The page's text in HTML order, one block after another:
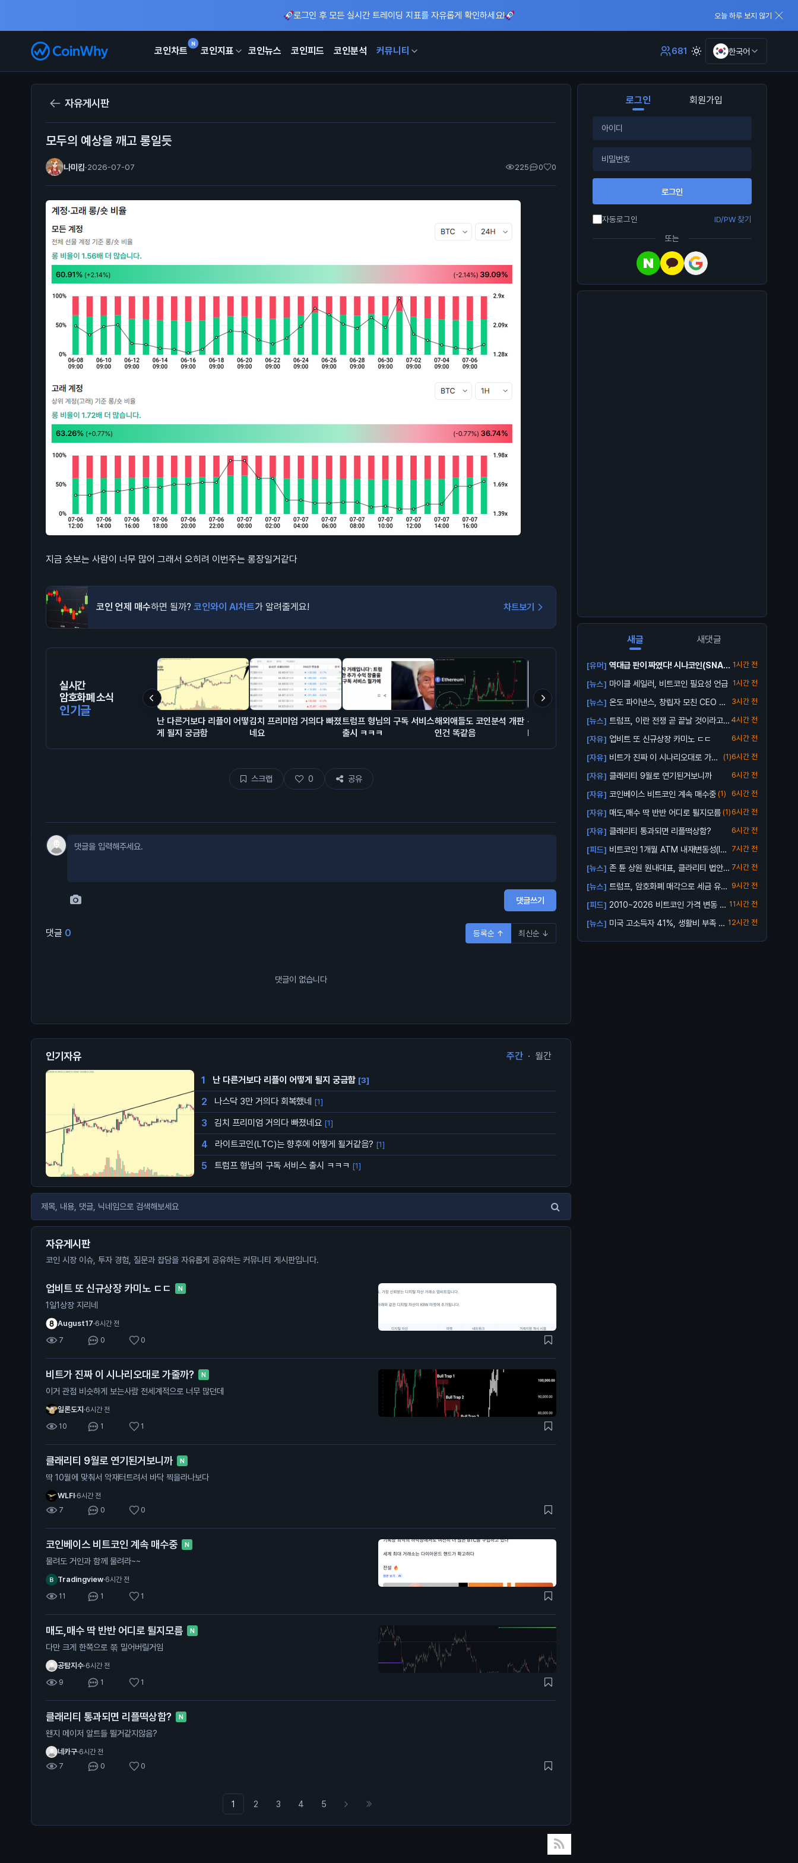
로그인 후 모든 실시간 트레이딩 지표를 자유롭게 확인하세요! 오늘 하루 보지 않기
N
코인차트 코인지표 코인뉴스 코인피드 코인분석 커뮤니티 681 한국어
자유게시판
모두의 예상을 깨고 롱일듯
나미킴·2026-07-07 225 0 0
지금 숏보는 사람이 너무 많어 그래서 오히려 이번주는 롱장일거같다
코인 언제 매수하면 될까? 코인와이 AI차트가 알려줄게요! 차트보기
실시간
암호화폐 소식
인기글
난 다른거보다 리플이 어떻
게 될지 궁금함
김치 프리미엄 거의다 빠졌
네요
트럼프 형님의 구독 서비스
출시 ㅋㅋㅋ
해외애들도 코인분석 개판
인건 똑같음
- 셀프 커스터디로 잃은
BTC 157.1만 개
🚨 누군가 전부 날릴 판?
크립토 판 들어온 지 8
이게 시장에서 줍줍해서
은 돈이고 에어드랍이
80% 차지함.
스크랩 0 공유
댓글쓰기
댓글 0 등록순 ↑ 최신순 ↓
댓글이 없습니다
인기자유 주간 · 월간
1 난 다른거보다 리플이 어떻게 될지 궁금함 [3]
2 나스닥 3만 거의다 회복했네 [1]
3 김치 프리미엄 거의다 빠졌네요 [1]
4 라이트코인(LTC)는 향후에 어떻게 될거같음? [1]
5 트럼프 형님의 구독 서비스 출시 ㅋㅋㅋ [1]
자유게시판
코인 시장 이슈, 투자 경험, 질문과 잡담을 자유롭게 공유하는 커뮤니티 게시판입니다.
업비트 또 신규상장 카미노 ㄷㄷ N
1일1상장 지리네
August17·6시간 전
7 0 0
비트가 진짜 이 시나리오대로 가줄까? N
이거 관점 비슷하게 보는사람 전세계적으로 너무 많던데
일론도지 ·6시간 전
10 1 1
클래리티 9월로 연기된거보니까 N
딱 10월에 맞춰서 악재터트려서 바닥 찍을라나보다
WLFI·6시간 전
7 0 0
코인베이스 비트코인 계속 매수중 N
물려도 거인과 함께 물려라~~
Tradingview·6시간 전
11 1 1
매도,매수 딱 반반 어디로 튈지모름 N
다만 크게 한쪽으로 쭊 밀어버릴거임
공탐지수·6시간 전
9 1 1
클래리티 통과되면 리플떡상함? N
왠지 메이저 알트들 뛸거같지않음?
네카구·6시간 전
7 0 0
1 2 3 4 5
로그인 회원가입
로그인
자동로그인
ID/PW 찾기
또는
새글 새댓글
[유머] 역대급 판이 짜였다! 시나코인(SNA)
업비트...
1시간 전
[뉴스] 마이클 세일러, 비트코인 필요성 언급 1시간 전
[뉴스] 온도 파이낸스, 창립자 모친 CEO 해
임 소송...
3시간 전
[뉴스] 트럼프, 이란 전쟁 곧 끝날 것이라고
전망
4시간 전
[자유] 업비트 또 신규상장 카미노 ㄷㄷ 6시간 전
[자유] 비트가 진짜 이 시나리오대로 가줄
까?
(1)6시간 전
[자유] 클래리티 9월로 연기된거보니까 6시간 전
[자유] 코인베이스 비트코인 계속 매수중 (1) 6시간 전
[자유] 매도,매수 딱 반반 어디로 튈지모름 (1) 6시간 전
[자유] 클래리티 통과되면 리플떡상함? 6시간 전
[피드] 비트코인 1개월 ATM 내재변동성(IV):
7시간 전
[뉴스] 존 튠 상원 원내대표, 클라리티 법안
투표 연...
7시간 전
[뉴스] 트럼프, 암호화폐 매각으로 세금 유예 9시간 전
[피드] 2010~2026 비트코인 가격 변동 총
정리 ...
11시간 전
[뉴스] 미국 고소득자 41%, 생활비 부족 호 12시간 전